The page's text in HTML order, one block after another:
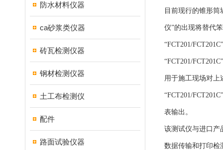
防水材料仪器
ca砂浆类仪器
砖瓦检测仪器
钢材检测仪器
土工布检测仪
配件
路面试验仪器
目前现行的锥形
仪”的出现将替代
“FCT201/
“FCT201/
用于施工现场对上
“FCT201/
表输出。
该测试仪与进口产
数据传输和打印检